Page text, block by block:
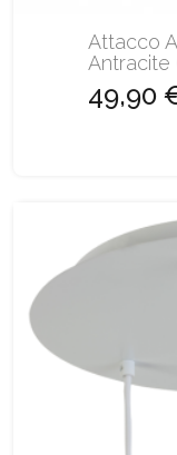
Attacco
Antracite
49,90